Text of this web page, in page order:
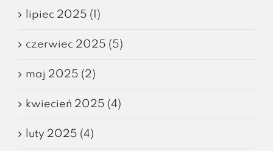
lipiec 2025 (1)
czerwiec 2025 (5)
maj 2025 (2)
kwiecień 2025 (4)
luty 2025 (4)